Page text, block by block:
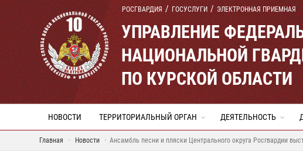
РОСГВАРДИЯ ГОСУСЛУГИ ЭЛЕКТРОННАЯ ПРИЕМНАЯ
УПРАВЛЕНИЕ
НАЦИОНАЛЬНОЙ
ПО КУРСКОЙ ОБЛАСТИ
НОВОСТИ ТЕРРИТОРИАЛЬНЫЙ ОРГАН ДЕЯТЕЛЬНОСТЬ
Главная Новости Ансамбль песни и пляски Центрального округа Росгвардии